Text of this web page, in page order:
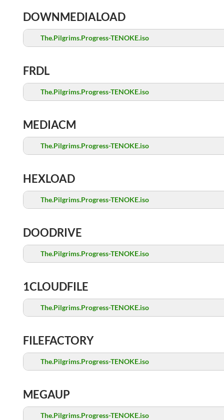
DOWNMEDIALOAD
The.Pilgrims.Progress-TENOKE.iso
FRDL
The.Pilgrims.Progress-TENOKE.iso
MEDIACM
The.Pilgrims.Progress-TENOKE.iso
HEXLOAD
The.Pilgrims.Progress-TENOKE.iso
DOODRIVE
The.Pilgrims.Progress-TENOKE.iso
1CLOUDFILE
The.Pilgrims.Progress-TENOKE.iso
FILEFACTORY
The.Pilgrims.Progress-TENOKE.iso
MEGAUP
The.Pilgrims.Progress-TENOKE.iso